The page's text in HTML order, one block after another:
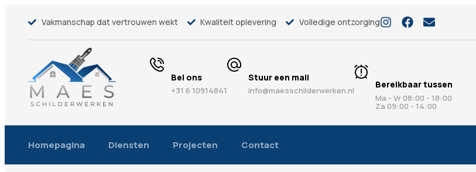
Vakmanschap dat vertrouwen wekt Kwaliteit oplevering Volledige ontzorging
Bel ons
+31 6 10914841
Stuur een mail
info@maesschilderwerken.nl
Bereikbaar tussen
Ma - Vr 08:00 - 18:00
Za 09:00 - 14:00
Homepagina Diensten Projecten Contact